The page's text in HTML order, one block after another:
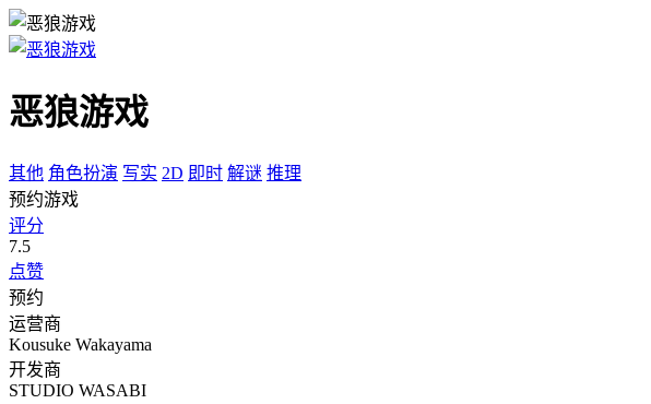
恶狼游戏
其他 角色扮演 写实 2D 即时 解谜 推理
预约游戏
评分
7.5
点赞
预约
运营商
Kousuke Wakayama
开发商
STUDIO WASABI